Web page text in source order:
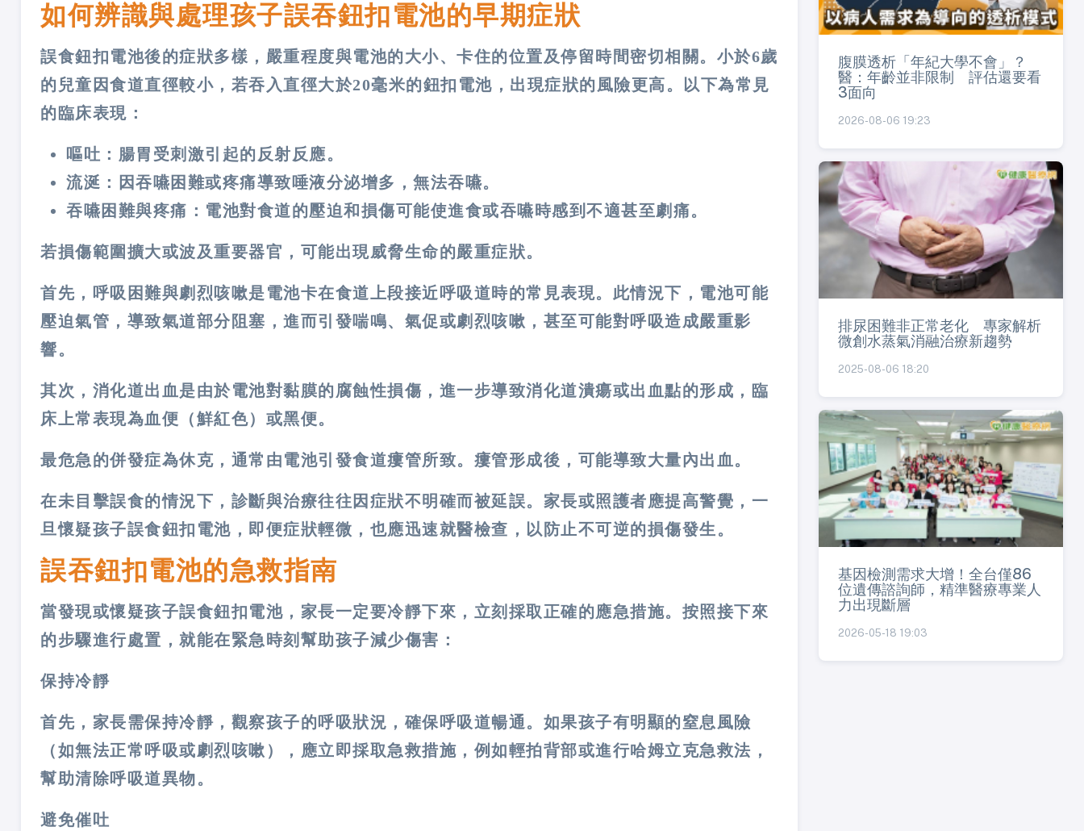
如何辨識與處理孩子誤吞鈕扣電池的早期症狀
誤食鈕扣電池後的症狀多樣，嚴重程度與電池的大小、卡住的位置及停留時間密切相關。小於6歲
的兒童因食道直徑較小，若吞入直徑大於20毫米的鈕扣電池，出現症狀的風險更高。以下為常見
的臨床表現：
嘔吐：腸胃受刺激引起的反射反應。
流涎：因吞嚥困難或疼痛導致唾液分泌增多，無法吞嚥。
吞嚥困難與疼痛：電池對食道的壓迫和損傷可能使進食或吞嚥時感到不適甚至劇痛。
若損傷範圍擴大或波及重要器官，可能出現威脅生命的嚴重症狀。
首先，呼吸困難與劇烈咳嗽是電池卡在食道上段接近呼吸道時的常見表現。此情況下，電池可能
壓迫氣管，導致氣道部分阻塞，進而引發喘鳴、氣促或劇烈咳嗽，甚至可能對呼吸造成嚴重影
響。
其次，消化道出血是由於電池對黏膜的腐蝕性損傷，進一步導致消化道潰瘍或出血點的形成，臨
床上常表現為血便（鮮紅色）或黑便。
最危急的併發症為休克，通常由電池引發食道瘻管所致。瘻管形成後，可能導致大量內出血。
在未目擊誤食的情況下，診斷與治療往往因症狀不明確而被延誤。家長或照護者應提高警覺，一
旦懷疑孩子誤食鈕扣電池，即便症狀輕微，也應迅速就醫檢查，以防止不可逆的損傷發生。
誤吞鈕扣電池的急救指南
當發現或懷疑孩子誤食鈕扣電池，家長一定要冷靜下來，立刻採取正確的應急措施。按照接下來
的步驟進行處置，就能在緊急時刻幫助孩子減少傷害：
保持冷靜
首先，家長需保持冷靜，觀察孩子的呼吸狀況，確保呼吸道暢通。如果孩子有明顯的窒息風險
（如無法正常呼吸或劇烈咳嗽），應立即採取急救措施，例如輕拍背部或進行哈姆立克急救法，
幫助清除呼吸道異物。
避免催吐
腹膜透析「年紀大學不會」？
醫：年齡並非限制 評估還要看
3面向
2026-08-06 19:23
排尿困難非正常老化 專家解析
微創水蒸氣消融治療新趨勢
2025-08-06 18:20
基因檢測需求大增！全台僅86
位遺傳諮詢師，精準醫療專業人
力出現斷層
2026-05-18 19:03